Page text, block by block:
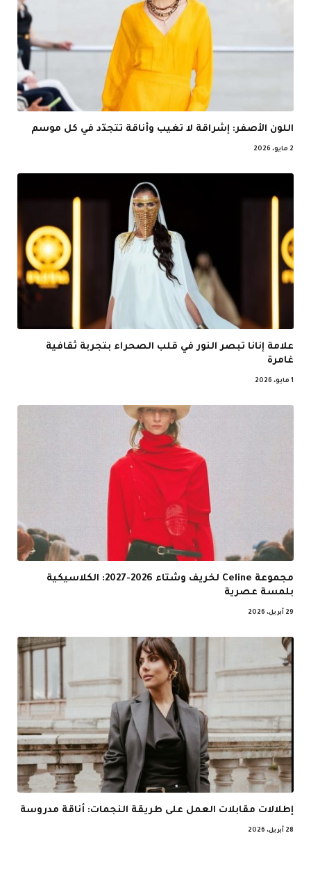
اللون الأصفر: إشراقة لا تغيب وأناقة تتجدّد في كل موسم
2 مايو، 2026
علامة إنانا تبصر النور في قلب الصحراء بتجربة ثقافية
غامرة
1 مايو، 2026
مجموعة Celine لخريف وشتاء 2026-2027: الكلاسيكية
بلمسة عصرية
29 أبريل، 2026
إطلالات مقابلات العمل على طريقة النجمات: أناقة مدروسة
28 أبريل، 2026